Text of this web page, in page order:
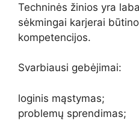
Techninės žinios yra
sėkmingai karjerai
kompetencijos.
Svarbiausi gebėjimai:
loginis mąstymas;
problemų sprendimas;